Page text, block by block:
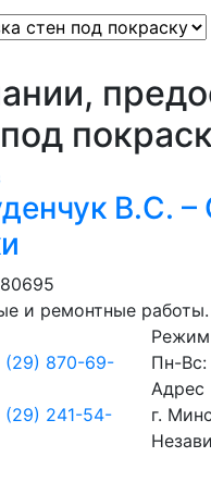
В.С.
и ремонтные работы.
(29) 870-69-
(29) 241-54-
Пн-Вс:
Адрес
г.